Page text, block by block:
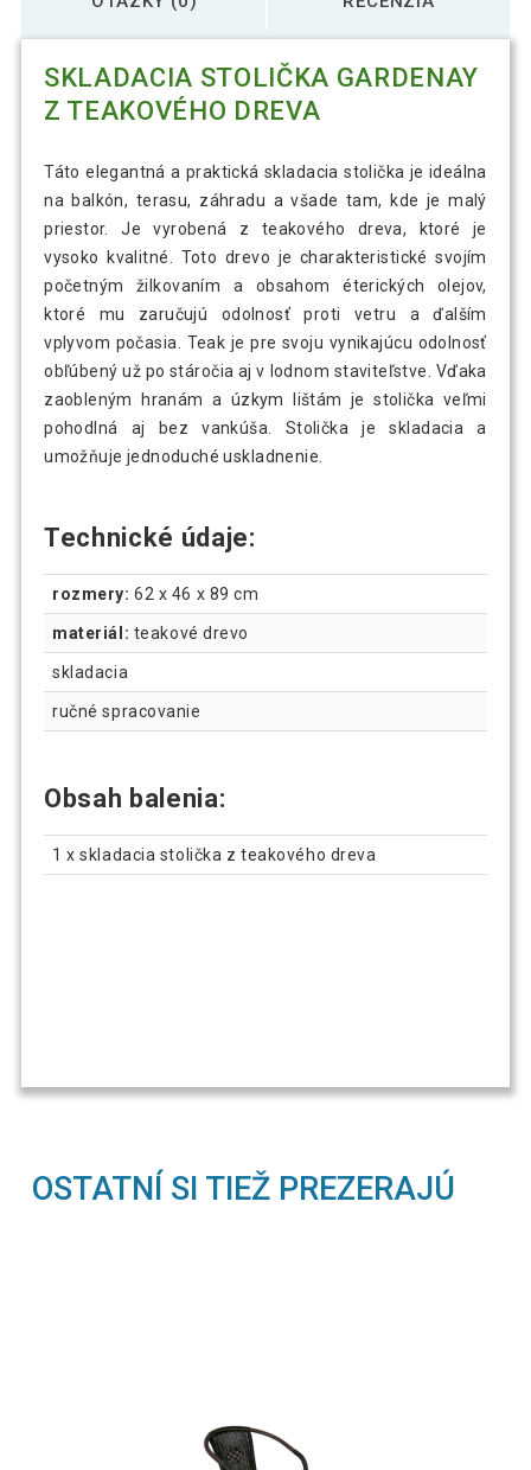
SKLADACIA STOLIČKA GARDENAY
Z TEAKOVÉHO DREVA
Táto elegantná a praktická skladacia stolička je ideálna
na balkón, terasu, záhradu a všade tam, kde je malý
priestor. Je vyrobená z teakového dreva, ktoré je
vysoko kvalitné. Toto drevo je charakteristické svojím
početným žilkovaním a obsahom éterických olejov,
ktoré mu zaručujú odolnosť proti vetru a ďalším
vplyvom počasia. Teak je pre svoju vynikajúcu odolnosť
obľúbený už po stáročia aj v lodnom staviteľstve. Vďaka
zaobleným hranám a úzkym lištám je stolička veľmi
pohodlná aj bez vankúša. Stolička je skladacia a
umožňuje jednoduché uskladnenie.
Technické údaje:
rozmery: 62 x 46 x 89 cm
materiál: teakové drevo
skladacia
ručné spracovanie
Obsah balenia:
1 x skladacia stolička z teakového dreva
OSTATNÍ SI TIEŽ PREZERAJÚ